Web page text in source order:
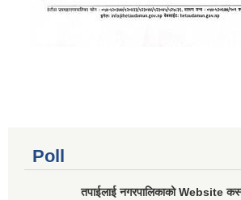
Poll
तपाईलाई नगरपालिकाको Website